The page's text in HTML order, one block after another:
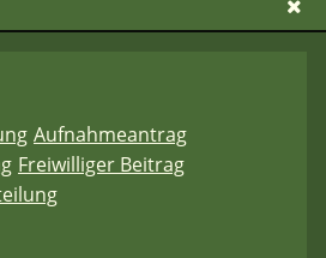
Aufnahmeantrag
Freiwilliger Beitrag